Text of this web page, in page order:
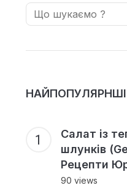
Search
Салат із
шлунків
Рецепти
90 views